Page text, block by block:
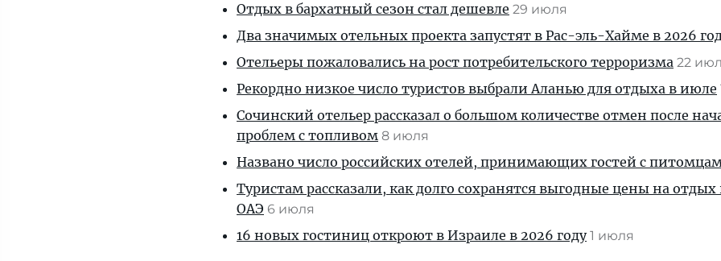
Отдых в бархатный сезон стал дешевле 29 июля
Два значимых отельных проекта запустят в Рас-эль-Хайме в 2026
Отельеры пожаловались на рост потребительского терроризма 22
Рекордно низкое число туристов выбрали Аланью для отдыха в июле
Сочинский отельер рассказал о большом количестве отмен после
проблем с топливом 8 июля
Названо число российских отелей, принимающих гостей с
Туристам рассказали, как долго сохранятся выгодные цены на отдых
ОАЭ 6 июля
16 новых гостиниц откроют в Израиле в 2026 году 1 июля